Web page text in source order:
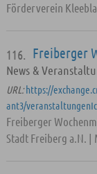
Förderverein
116. Freiberger
News &
URL: https://
ant3/
Freiberger
Stadt Freiberg a.N. |